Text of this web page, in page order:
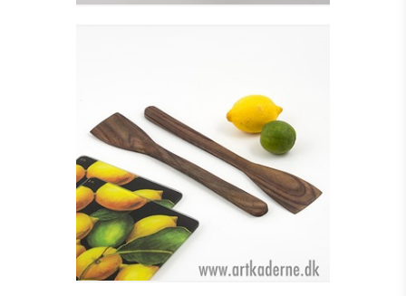
SPADEFORMET
SALATBESTIK
Se detajler